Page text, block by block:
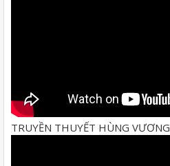
TRUYỀN THUYẾT HÙNG VƯƠNG